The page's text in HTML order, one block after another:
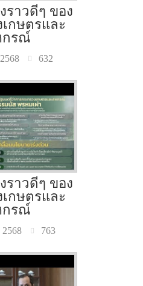
งราวดีๆ ของ
กษตรและ
กรณ์
632
งราวดีๆ ของ
กษตรและ
กรณ์
763